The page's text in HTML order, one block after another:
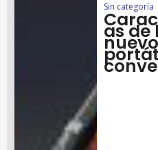
Sin categoría
as de